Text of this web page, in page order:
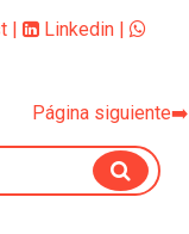
Linkedin
Página siguiente➡️